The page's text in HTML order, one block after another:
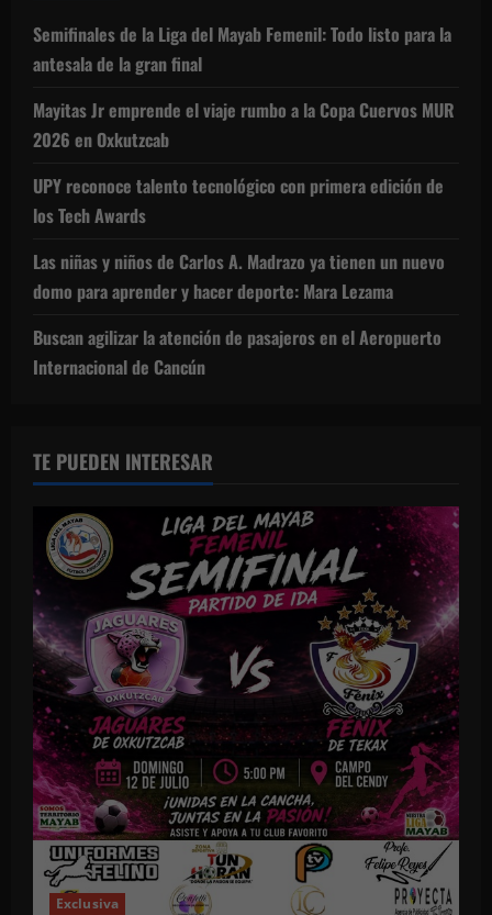
Semifinales de la Liga del Mayab Femenil: Todo listo para la
antesala de la gran final
Mayitas Jr emprende el viaje rumbo a la Copa Cuervos MUR
2026 en Oxkutzcab
UPY reconoce talento tecnológico con primera edición de
los Tech Awards
Las niñas y niños de Carlos A. Madrazo ya tienen un nuevo
domo para aprender y hacer deporte: Mara Lezama
Buscan agilizar la atención de pasajeros en el Aeropuerto
Internacional de Cancún
TE PUEDEN INTERESAR
Exclusiva